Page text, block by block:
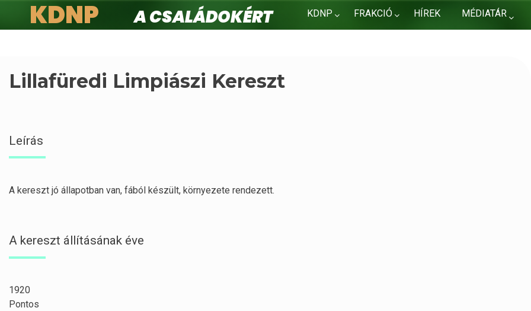
KDNP FRAKCIÓ HÍREK MÉDIATÁR
KDNP
A családokért.
Lillafüredi Limpiászi Kereszt
Leírás
A kereszt jó állapotban van, fából készült, környezete rendezett.
A kereszt állításának éve
1920
Pontos